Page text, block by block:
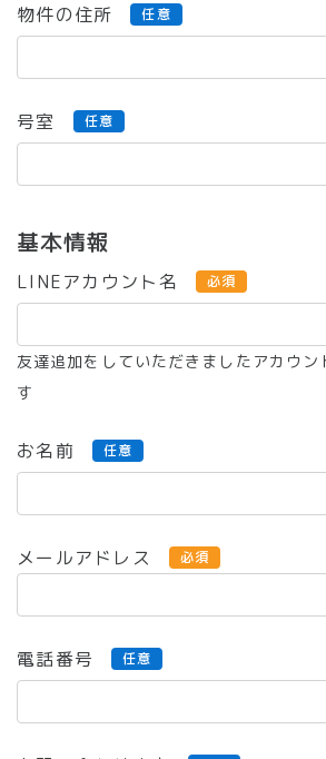
物件の住所 任意
号室 任意
基本情報
LINEアカウント名 必須
友達追加をしていただきましたアカウン
す
お名前 任意
メールアドレス 必須
電話番号 任意